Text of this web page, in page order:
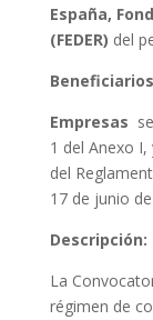
España,
(FEDER) del
Empresas
1 del Anexo
del
17 de junio
Descripción:
La
régimen de